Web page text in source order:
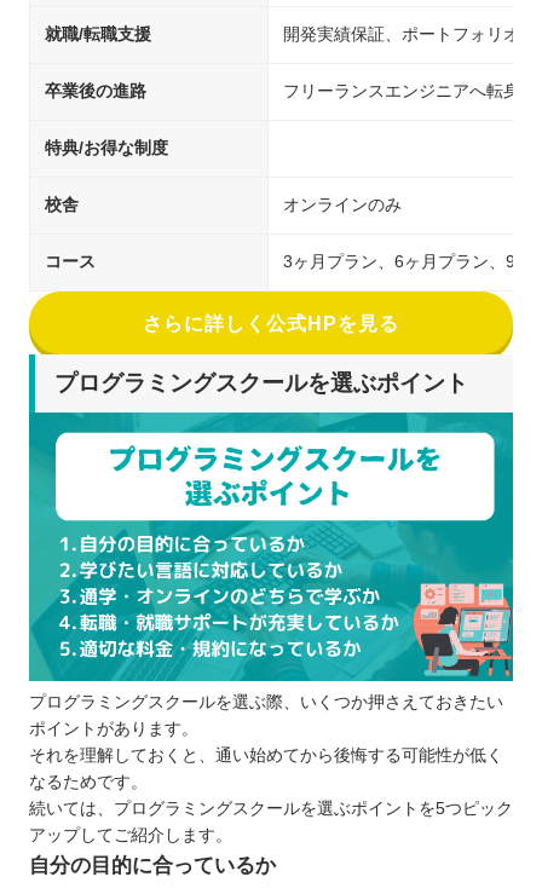
就職/転職支援 開発実績保証、ポートフォリオ
卒業後の進路 フリーランスエンジニアへ転身
特典/お得な制度
校舎 オンラインのみ
コース 3ヶ月プラン、6ヶ月プラン、9ヶ
さらに詳しく公式HPを見る
プログラミングスクールを選ぶポイント
プログラミングスクールを選ぶ際、いくつか押さえておきたい
ポイントがあります。
それを理解しておくと、通い始めてから後悔する可能性が低く
なるためです。
続いては、プログラミングスクールを選ぶポイントを5つピック
アップしてご紹介します。
自分の目的に合っているか